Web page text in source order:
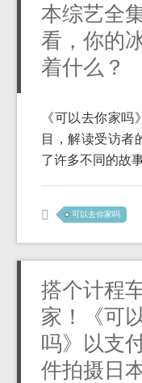
本综艺全
看，你的
着什么？
《可以去你家
目，解读受访者
了许多不同的故
可以去你家吗
搭个计程
家！《可
吗》以支
件拍摄日